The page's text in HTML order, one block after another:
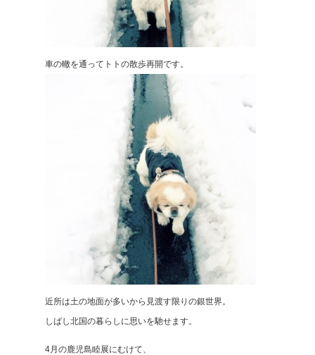
車の轍を通ってトトの散歩再開です。
近所は土の地面が多いから見渡す限りの銀世界。
しばし北国の暮らしに思いを馳せます。
4月の鹿児島睦展にむけて、